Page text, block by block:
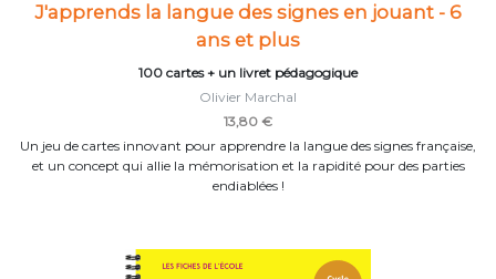
J'apprends la langue des signes en jouant - 6
ans et plus
100 cartes + un livret pédagogique
Olivier Marchal
13,80 €
Un jeu de cartes innovant pour apprendre la langue des signes française,
et un concept qui allie la mémorisation et la rapidité pour des parties
endiablées !